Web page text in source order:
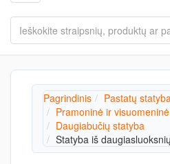
Pagrindinis
Pastatų
Pramoninė ir
Daugiabučių statyba
Statyba iš